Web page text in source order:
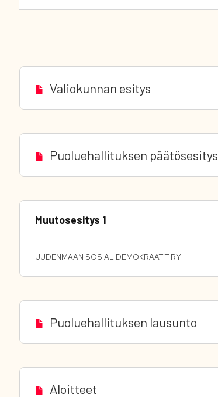
Valiokunnan esitys
Puoluehallituksen päätösesitys
Muutosesitys 1
UUDENMAAN SOSIALIDEMOKRAATIT RY
Puoluehallituksen lausunto
Aloitteet